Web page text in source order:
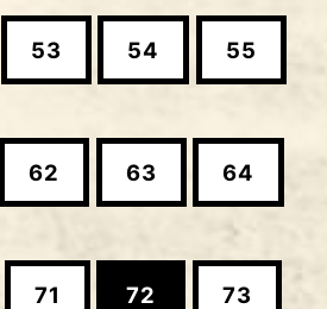
53 54 55
62 63 64
71 72 73